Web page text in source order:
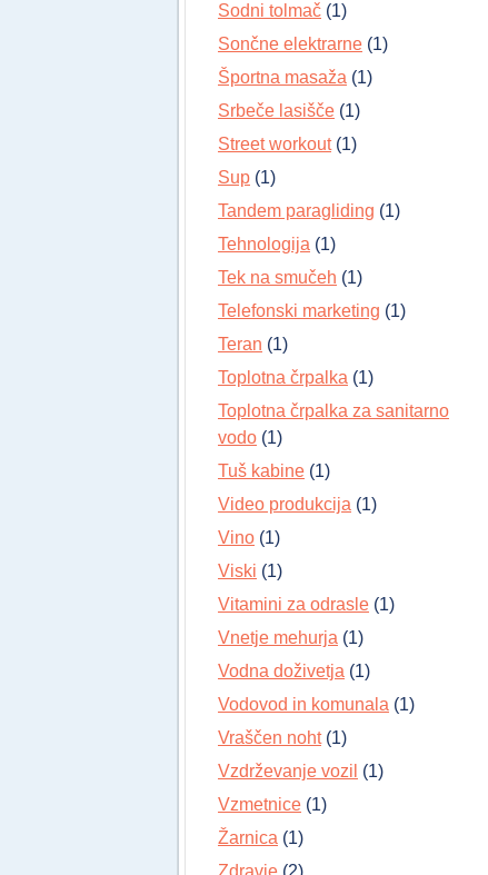
Sodni tolmač (1)
Sončne elektrarne (1)
Športna masaža (1)
Srbeče lasišče (1)
Street workout(1)
Sup (1)
Tandem paragliding (1)
Tehnologija (1)
Tek na smučeh (1)
Telefonski marketing (1)
Teran (1)
Toplotna črpalka (1)
Toplotna črpalka za sanitarno
vodo (1)
Tuš kabine (1)
Video produkcija (1)
Vino (1)
Viski (1)
Vitamini za odrasle (1)
Vnetje mehurja (1)
Vodna doživetja (1)
Vodovod in komunala (1)
Vraščen noht(1)
Vzdrževanje vozil (1)
Vzmetnice (1)
Žarnica (1)
Zdravje (2)